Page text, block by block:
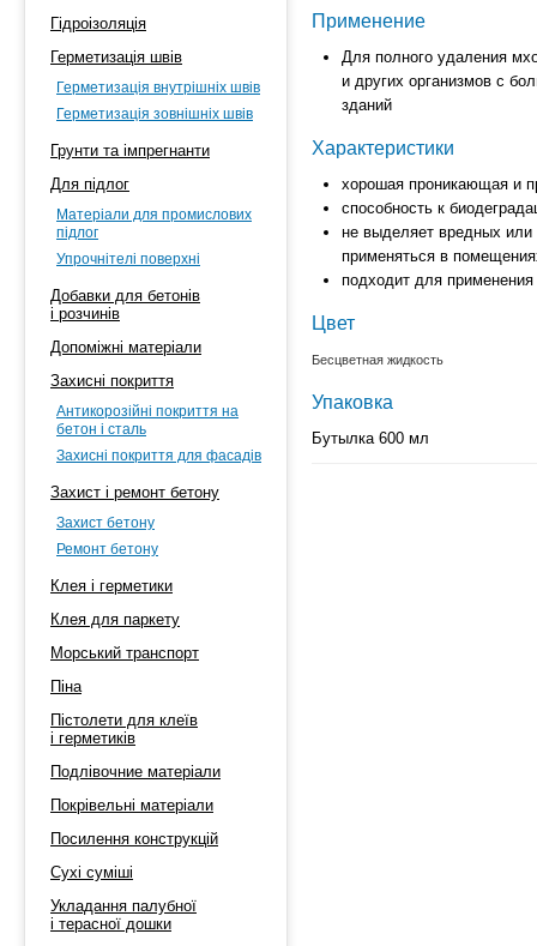
Гідроізоляція
Герметизація швів
Герметизація внутрішніх швів
Герметизація зовнішніх швів
Грунти та імпрегнанти
Для підлог
Матеріали для промислових
підлог
Упрочнітелі поверхні
Добавки для бетонів
і розчинів
Допоміжні матеріали
Захисні покриття
Антикорозійні покриття на
бетон і сталь
Захисні покриття для фасадів
Захист і ремонт бетону
Захист бетону
Ремонт бетону
Клея і герметики
Клея для паркету
Морський транспорт
Піна
Пістолети для клеїв
і герметиків
Подлівочние матеріали
Покрівельні матеріали
Посилення конструкцій
Сухі суміші
Укладання палубної
і терасної дошки
Применение
Для полного удаления
и других организмов с
зданий
Характеристики
хорошая проникающая и
способность к
не выделяет вредных
применяться в
подходит для
Цвет
Бесцветная жидкость
Упаковка
Бутылка 600 мл